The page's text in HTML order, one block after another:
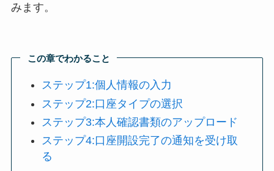
みます。
この章でわかること
ステップ1:個人情報の入力
ステップ2:口座タイプの選択
ステップ3:本人確認書類のアップロード
ステップ4:口座開設完了の通知を受け取
る